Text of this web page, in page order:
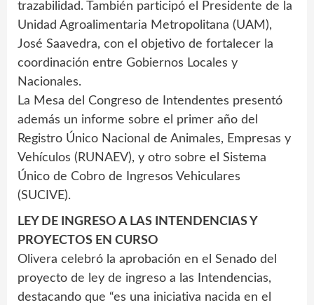
trazabilidad. También participó el Presidente de la
Unidad Agroalimentaria Metropolitana (UAM),
José Saavedra, con el objetivo de fortalecer la
coordinación entre Gobiernos Locales y
Nacionales.
La Mesa del Congreso de Intendentes presentó
además un informe sobre el primer año del
Registro Único Nacional de Animales, Empresas y
Vehículos (RUNAEV), y otro sobre el Sistema
Único de Cobro de Ingresos Vehiculares
(SUCIVE).
LEY DE INGRESO A LAS INTENDENCIAS Y
PROYECTOS EN CURSO
Olivera celebró la aprobación en el Senado del
proyecto de ley de ingreso a las Intendencias,
destacando que “es una iniciativa nacida en el